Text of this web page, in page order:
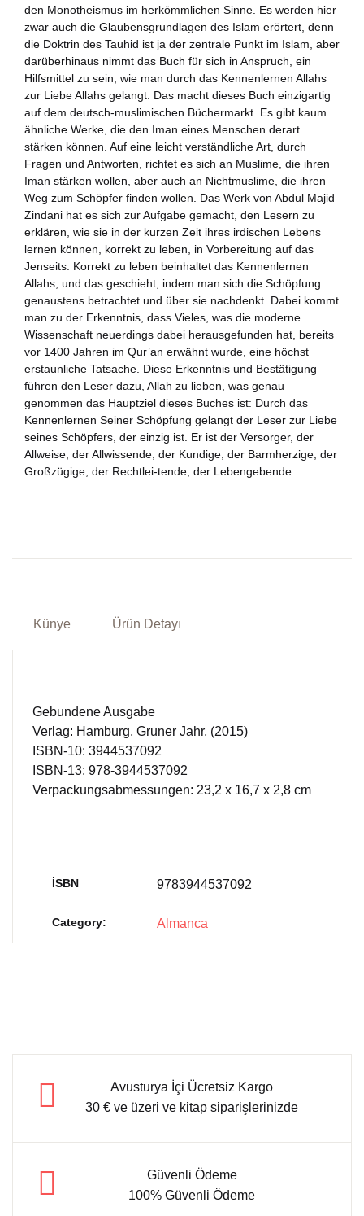
Psikoloji
Siyasi
Tarih
den Monotheismus im herkömmlichen Sinne. Es werden hier
zwar auch die Glaubensgrundlagen des Islam erörtert, denn
die Doktrin des Tauhid ist ja der zentrale Punkt im Islam, aber
darüberhinaus nimmt das Buch für sich in Anspruch, ein
Hilfsmittel zu sein, wie man durch das Kennenlernen Allahs
zur Liebe Allahs gelangt. Das macht dieses Buch einzigartig
auf dem deutsch-muslimischen Büchermarkt. Es gibt kaum
ähnliche Werke, die den Iman eines Menschen derart
stärken können. Auf eine leicht verständliche Art, durch
Fragen und Antworten, richtet es sich an Muslime, die ihren
Iman stärken wollen, aber auch an Nichtmuslime, die ihren
Weg zum Schöpfer finden wollen. Das Werk von Abdul Majid
Zindani hat es sich zur Aufgabe gemacht, den Lesern zu
erklären, wie sie in der kurzen Zeit ihres irdischen Lebens
lernen können, korrekt zu leben, in Vorbereitung auf das
Jenseits. Korrekt zu leben beinhaltet das Kennenlernen
Allahs, und das geschieht, indem man sich die Schöpfung
genaustens betrachtet und über sie nachdenkt. Dabei kommt
man zu der Erkenntnis, dass Vieles, was die moderne
Wissenschaft neuerdings dabei herausgefunden hat, bereits
vor 1400 Jahren im Qur’an erwähnt wurde, eine höchst
erstaunliche Tatsache. Diese Erkenntnis und Bestätigung
führen den Leser dazu, Allah zu lieben, was genau
genommen das Hauptziel dieses Buches ist: Durch das
Kennenlernen Seiner Schöpfung gelangt der Leser zur Liebe
seines Schöpfers, der einzig ist. Er ist der Versorger, der
Allweise, der Allwissende, der Kundige, der Barmherzige, der
Großzügige, der Rechtlei-tende, der Lebengebende.
Künye Ürün Detayı
Gebundene Ausgabe
Verlag: Hamburg, Gruner Jahr, (2015)
ISBN-10: 3944537092
ISBN-13: 978-3944537092
Verpackungsabmessungen: 23,2 x 16,7 x 2,8 cm
İSBN 9783944537092
Category: Almanca
Avusturya İçi Ücretsiz Kargo
30 € ve üzeri ve kitap siparişlerinizde
Güvenli Ödeme
100% Güvenli Ödeme